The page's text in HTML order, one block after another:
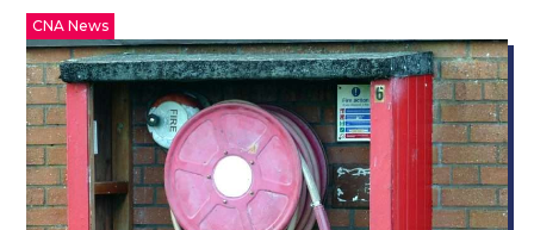
CNA News